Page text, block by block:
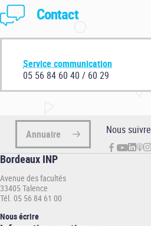
Contact
Service communication
05 56 84 60 40 / 60 29
Annuaire Nous suivre
Bordeaux INP
Avenue des facultés
33405 Talence
Tél. 05 56 84 61 00
Nous écrire